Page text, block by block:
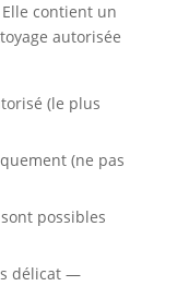
contient un
autorisée
(le plus
(ne pas
possibles
délicat —